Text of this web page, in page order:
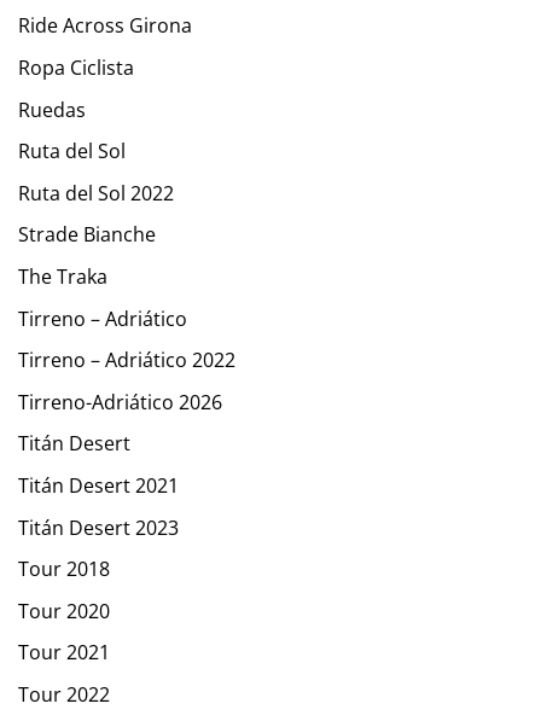
Ride Across Girona
Ropa Ciclista
Ruedas
Ruta del Sol
Ruta del Sol 2022
Strade Bianche
The Traka
Tirreno – Adriático
Tirreno – Adriático 2022
Tirreno-Adriático 2026
Titán Desert
Titán Desert 2021
Titán Desert 2023
Tour 2018
Tour 2020
Tour 2021
Tour 2022